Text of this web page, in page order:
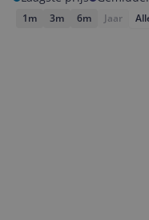
1m 3m 6m Jaar